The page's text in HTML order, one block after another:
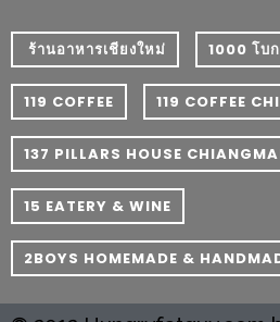
E-
NEWS
GAME
(SABAI
SEAFOOD)
HOMEPRO
FAIR
2017
เชียงใหม่
​ ร้านอาหารเชียงใหม่ 1000 โบ
119 COFFEE 119 COFFEE
137 PILLARS HOUSE
15 EATERY & WINE
2BOYS HOMEMADE &